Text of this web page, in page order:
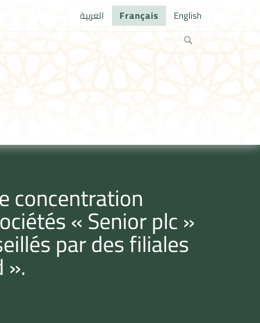
العربية Français English
concentration
« Senior plc »
par des filiales